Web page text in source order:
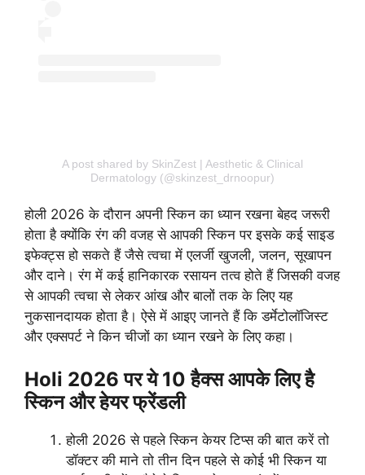
A post shared by SkinZest | Aesthetic & Clinical
Dermatology (@skinzest_drnoopur)
होली 2026 के दौरान अपनी स्किन का ध्यान रखना बेहद जरूरी
होता है क्योंकि रंग की वजह से आपकी स्किन पर इसके कई साइड
इफेक्ट्स हो सकते हैं जैसे त्वचा में एलर्जी खुजली, जलन, सूखापन
और दाने। रंग में कई हानिकारक रसायन तत्व होते हैं जिसकी वजह
से आपकी त्वचा से लेकर आंख और बालों तक के लिए यह
नुकसानदायक होता है। ऐसे में आइए जानते हैं कि डर्मेटोलॉजिस्ट
और एक्सपर्ट ने किन चीजों का ध्यान रखने के लिए कहा।
Holi 2026 पर ये 10 हैक्स आपके लिए है
स्किन और हेयर फ्रेंडली
होली 2026 से पहले स्किन केयर टिप्स की बात करें तो
डॉक्टर की माने तो तीन दिन पहले से कोई भी स्किन या